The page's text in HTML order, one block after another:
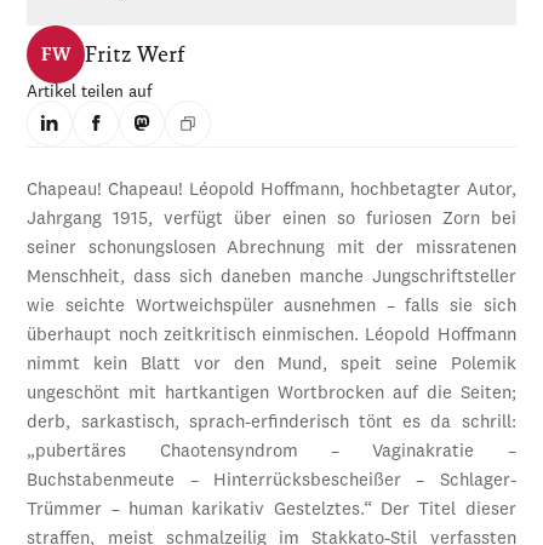
FW Fritz Werf
Artikel teilen auf
Chapeau! Chapeau! Léopold Hoffmann, hochbetagter Autor,
Jahrgang 1915, verfügt über einen so furiosen Zorn bei
seiner schonungslosen Abrechnung mit der missratenen
Menschheit, dass sich daneben manche Jungschriftsteller
wie seichte Wortweichspüler ausnehmen – falls sie sich
überhaupt noch zeitkritisch einmischen. Léopold Hoffmann
nimmt kein Blatt vor den Mund, speit seine Polemik
ungeschönt mit hartkantigen Wortbrocken auf die Seiten;
derb, sarkastisch, sprach-erfinderisch tönt es da schrill:
„pubertäres Chaotensyndrom – Vaginakratie –
Buchstabenmeute – Hinterrücksbescheißer – Schlager-
Trümmer – human karikativ Gestelztes.“ Der Titel dieser
straffen, meist schmalzeilig im Stakkato-Stil verfassten